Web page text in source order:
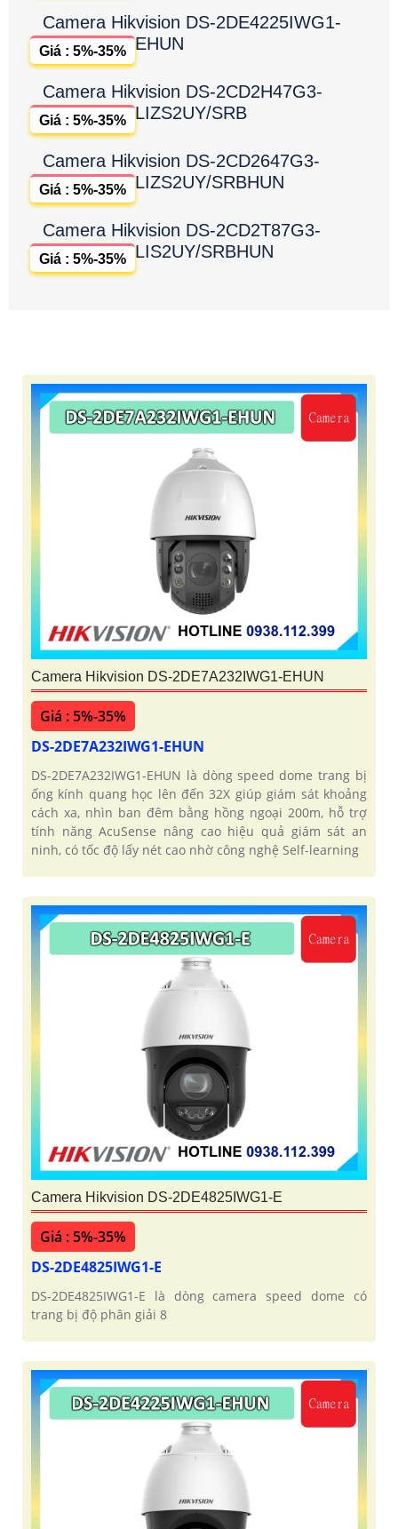
Camera Hikvision DS-2DE4225IWG1-
EHUN
Giá : 5%-35%
Camera Hikvision DS-2CD2H47G3-
LIZS2UY/SRB
Giá : 5%-35%
Camera Hikvision DS-2CD2647G3-
LIZS2UY/SRBHUN
Giá : 5%-35%
Camera Hikvision DS-2CD2T87G3-
LIS2UY/SRBHUN
Giá : 5%-35%
Camera Hikvision DS-2DE7A232IWG1-EHUN
Giá : 5%-35%
DS-2DE7A232IWG1-EHUN
DS-2DE7A232IWG1-EHUN là dòng speed dome trang bị
ống kính quang học lên đến 32X giúp giám sát khoảng
cách xa, nhìn ban đêm bằng hồng ngoại 200m, hỗ trợ
tính năng AcuSense nâng cao hiệu quả giám sát an
ninh, có tốc độ lấy nét cao nhờ công nghệ Self-learning
Camera Hikvision DS-2DE4825IWG1-E
Giá : 5%-35%
DS-2DE4825IWG1-E
DS-2DE4825IWG1-E là dòng camera speed dome có
trang bị độ phân giải 8